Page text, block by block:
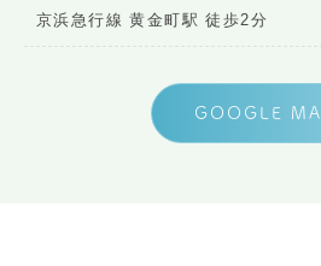
京浜急行線 黄金町駅 徒歩2分
GOOGLE